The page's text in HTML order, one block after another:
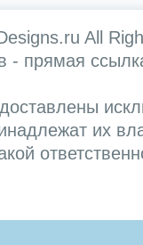
All
- прямая
их